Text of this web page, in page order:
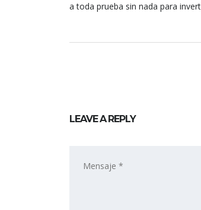
a toda prueba sin nada para
LEAVE A REPLY